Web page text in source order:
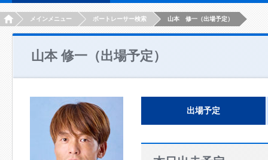
HOMEメインメニュー ボートレーサー検索 山本 修一（出場予定）
山本 修一（出場予定）
出場予定